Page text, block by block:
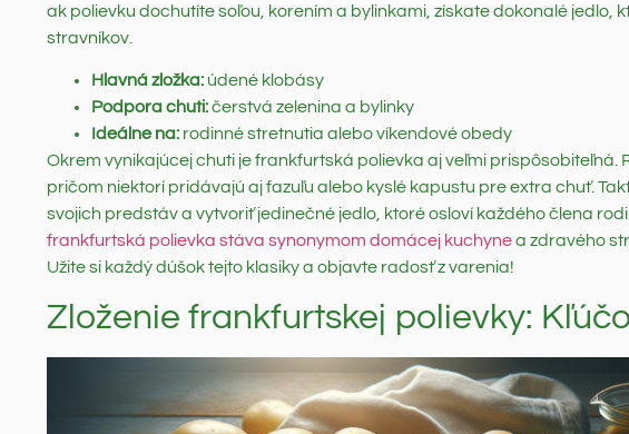
ak polievku dochutíte soľou, korením a bylinkami, získate dokonalé jedlo,
stravníkov.
Hlavná zložka: údené klobásy
Podpora chuti:čerstvá zelenina a bylinky
Ideálne na: rodinné stretnutia alebo víkendové obedy
Okrem vynikajúcej chuti je frankfurtská polievka aj veľmi prispôsobiteľná.
pričom niektorí pridávajú aj fazuľu alebo kyslé kapustu pre extra chuť.
svojich predstáv a vytvoriť jedinečné jedlo, ktoré osloví každého člena
frankfurtská polievka stáva synonymom domácej kuchynea zdravého
Užite si každý dúšok tejto klasiky a objavte radosť z varenia!
Zloženie frankfurtskej polievky: